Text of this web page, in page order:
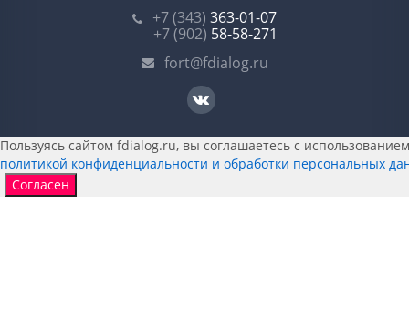
+7 (343) 363-01-07
+7 (902) 58-58-271
fort@fdialog.ru
Пользуясь сайтом fdialog.ru, вы соглашаетесь с
политикой конфиденциальности и обработки персональных
Согласен